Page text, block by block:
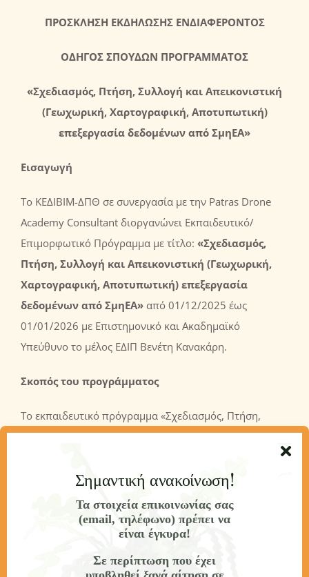
ΠΡΟΣΚΛΗΣΗ ΕΚΔΗΛΩΣΗΣ ΕΝΔΙΑΦΕΡΟΝΤΟΣ
ΟΔΗΓΟΣ ΣΠΟΥΔΩΝ ΠΡΟΓΡΑΜΜΑΤΟΣ
«Σχεδιασμός, Πτήση, Συλλογή και Απεικονιστική
(Γεωχωρική, Χαρτογραφική, Αποτυπωτική)
επεξεργασία δεδομένων από ΣμηΕΑ»
Εισαγωγή
Το ΚΕΔΙΒΙΜ-ΔΠΘ σε συνεργασία με την Patras Drone
Academy Consultant διοργανώνει Εκπαιδευτικό/
Επιμορφωτικό Πρόγραμμα με τίτλο: «Σχεδιασμός,
Πτήση, Συλλογή και Απεικονιστική (Γεωχωρική,
Χαρτογραφική, Αποτυπωτική) επεξεργασία
δεδομένων από ΣμηΕΑ» από 01/12/2025 έως
01/01/2026 με Eπιστημονικό και Ακαδημαϊκό
Υπεύθυνο το μέλος ΕΔΙΠ Βενέτη Κανακάρη.
Σκοπόςτου προγράμματος
Το εκπαιδευτικό πρόγραμμα «Σχεδιασμός, Πτήση,
Συλλογή και Φωτογραμμετρική επεξεργασία
απευθύνεται σε επαγγελματίες και φοιτητές των
κλάδων γεωπληροφορικής, περιβάλλοντος, μηχανικών
και γεωτεχνικών επιστημών, που επιθυμούν να
εξοικειωθούν με την ολιστική χρήση drone για
επιστημονικές, τεχνικές και επαγγελματικές εφαρμογές.
Σημαντική ανακοίνωση!
Τα στοιχεία επικοινωνίας σας
(email, τηλέφωνο) πρέπει να
είναι έγκυρα!
Σε περίπτωση που έχει